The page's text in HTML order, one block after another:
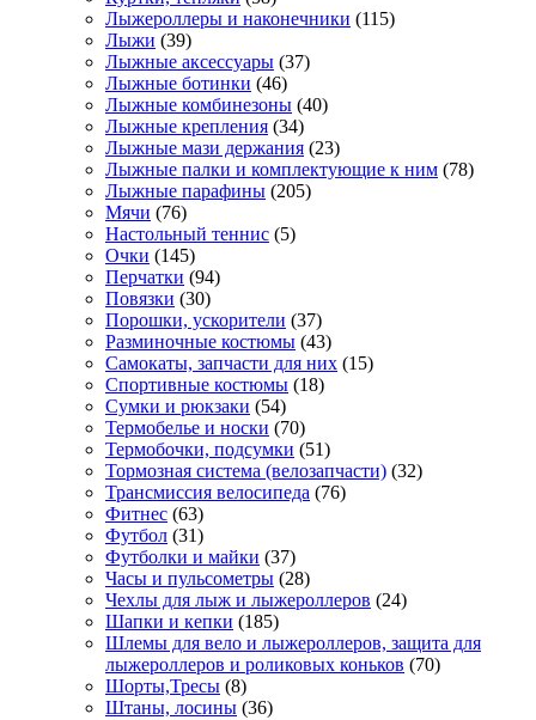
Лыжероллеры и наконечники (115)
Лыжи (39)
Лыжные аксессуары (37)
Лыжные ботинки (46)
Лыжные комбинезоны (40)
Лыжные крепления (34)
Лыжные мази держания (23)
Лыжные палки и комплектующие к ним (78)
Лыжные парафины (205)
Мячи (76)
Настольный теннис (5)
Очки (145)
Перчатки (94)
Повязки (30)
Порошки, ускорители (37)
Разминочные костюмы (43)
Самокаты, запчасти для них (15)
Спортивные костюмы (18)
Сумки и рюкзаки (54)
Термобелье и носки (70)
Термобочки, подсумки (51)
Тормозная система (велозапчасти) (32)
Трансмиссия велосипеда (76)
Фитнес (63)
Футбол (31)
Футболки и майки (37)
Часы и пульсометры (28)
Чехлы для лыж и лыжероллеров (24)
Шапки и кепки (185)
Шлемы для вело и лыжероллеров, защита для
лыжероллеров и роликовых коньков (70)
Шорты,Тресы (8)
Штаны, лосины (36)